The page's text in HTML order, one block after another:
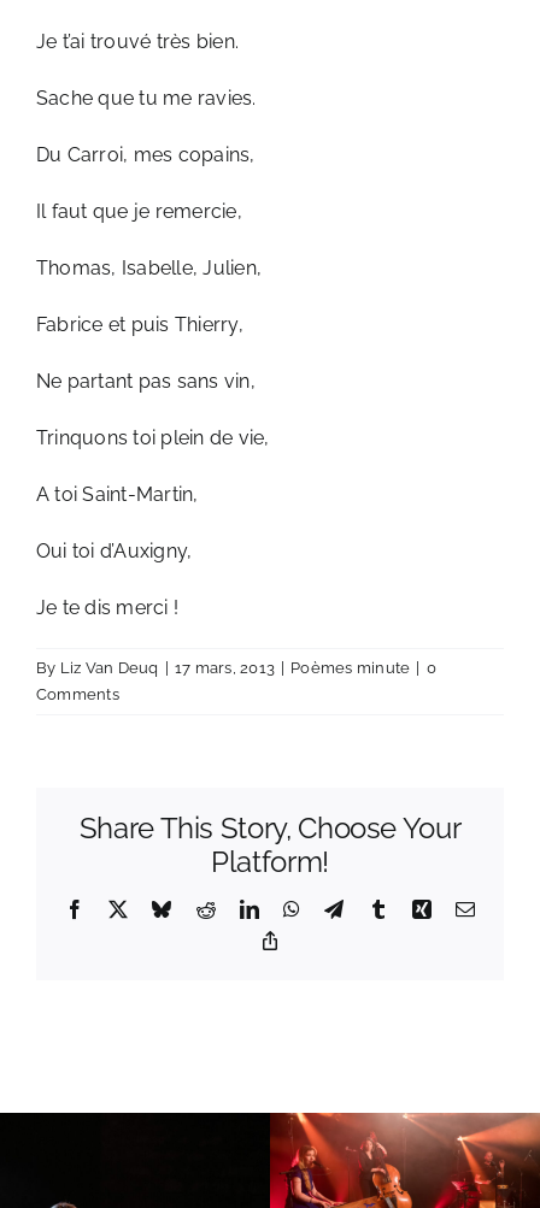
Je t’ai trouvé très bien.
Sache que tu me ravies.
Du Carroi, mes copains,
Il faut que je remercie,
Thomas, Isabelle, Julien,
Fabrice et puis Thierry,
Ne partant pas sans vin,
Trinquons toi plein de vie,
A toi Saint-Martin,
Oui toi d’Auxigny,
Je te dis merci !
By Liz Van Deuq 17 mars, 2013 Poèmes minute
0
Comments
Share This Story, Choose Your
Platform!
Facebook BlueskyRedditLinkedInWhatsApp
TelegramTumblrXing Email